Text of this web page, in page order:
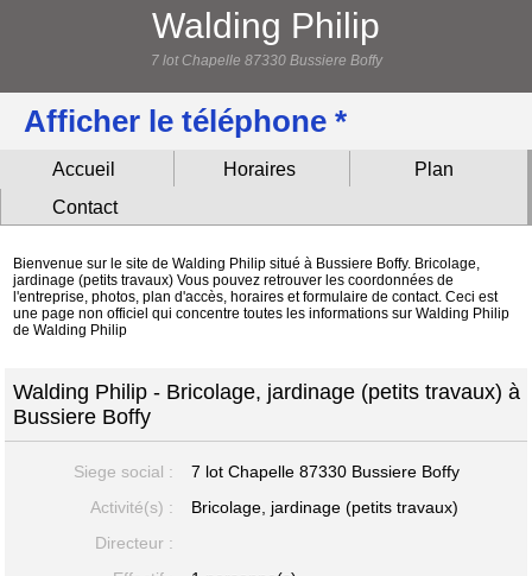
Walding Philip
7 lot Chapelle 87330 Bussiere Boffy
Afficher le téléphone *
Accueil Horaires
Plan
Contact
Bienvenue sur le site de Walding Philip situé à Bussiere Boffy. Bricolage,
jardinage (petits travaux) Vous pouvez retrouver les coordonnées de
l'entreprise, photos, plan d'accès, horaires et formulaire de contact. Ceci est
une page non officiel qui concentre toutes les informations sur Walding Philip
de Walding Philip
Walding Philip - Bricolage, jardinage (petits travaux) à
Bussiere Boffy
Siege social : 7 lot Chapelle87330 Bussiere Boffy
Activité(s) :
Bricolage, jardinage (petits travaux)
Directeur :